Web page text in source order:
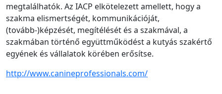
megtalálhatók. Az IACP elkötelezett amellett, hogy a
szakma elismertségét, kommunikációját,
(tovább-)képzését, megítélését és a szakmával, a
szakmában történő együttműködést a kutyás szakértő
egyének és vállalatok körében erősítse.
http://www.canineprofessionals.com/